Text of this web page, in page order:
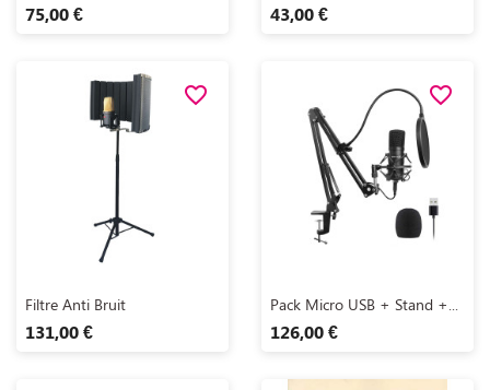
75,00 € 43,00 €
 Aperçu rapide
Filtre Anti Bruit
131,00 €
favorite_border
 Aperçu rapide
Pack Micro USB + Stand +...
126,00 €
favorite_border